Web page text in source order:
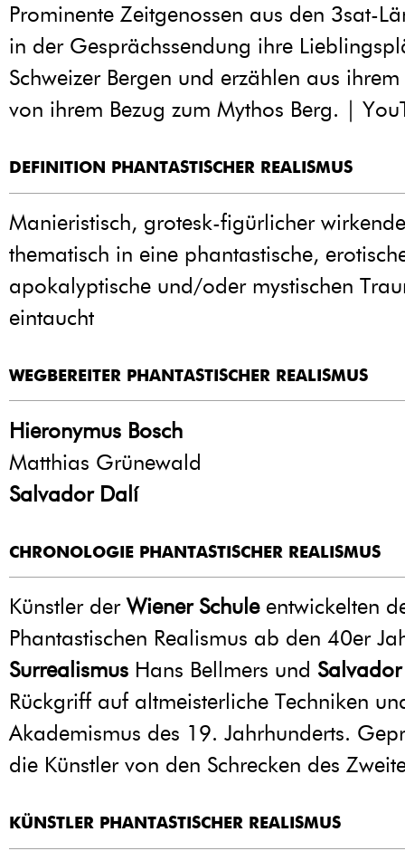
Prominente Zeitgenossen aus den 3sat-
in der Gesprächssendung ihre
Schweizer Bergen und erzählen aus
von ihrem Bezug zum Mythos Berg. |
DEFINITION PHANTASTISCHER REALISMUS
Manieristisch, grotesk-figürlicher
thematisch in eine phantastische,
apokalyptische und/oder mystischen
eintaucht
WEGBEREITER PHANTASTISCHER REALISMUS
Hieronymus Bosch
Matthias Grünewald
Salvador Dalí
CHRONOLOGIE PHANTASTISCHER REALISMUS
Künstler derWiener Schuleentwickelten
Phantastischen Realismus ab den 40er
Surrealismus Hans Bellmers und
Rückgriff auf altmeisterliche Techniken
Akademismus des 19. Jahrhunderts.
die Künstler von den Schrecken des
KÜNSTLER PHANTASTISCHER REALISMUS